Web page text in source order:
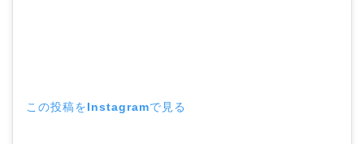
この投稿をInstagramで見る